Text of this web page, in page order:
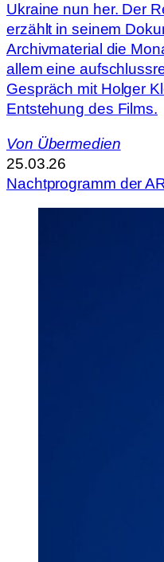
Ukraine nun her. Der
erzählt in seinem
Archivmaterial die
allem eine
Gespräch mit Holger
Entstehung des Films.
Von Übermedien
25.03.26
Nachtprogramm der